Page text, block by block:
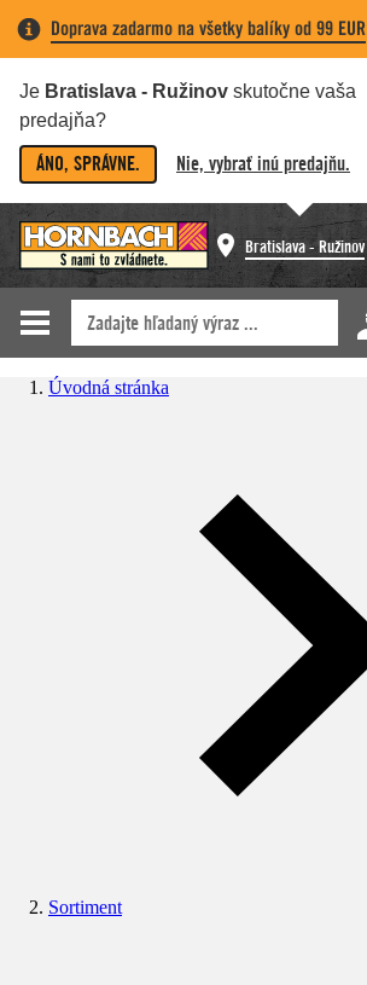
Doprava zadarmo na všetky balíky od 99 EUR
Je Bratislava - Ružinov skutočne vaša
predajňa?
ÁNO, SPRÁVNE. Nie, vybrať inú predajňu.
Bratislava - Ružinov
Úvodná stránka
Sortiment